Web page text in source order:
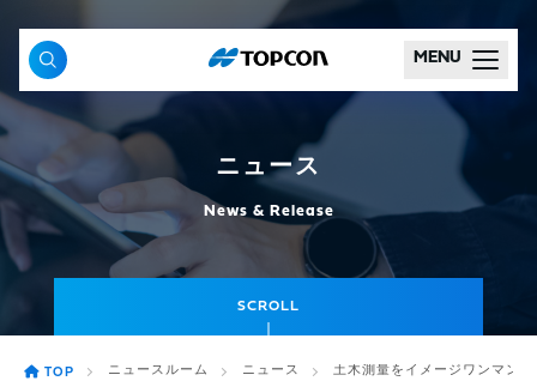
MENU
ニュース
News & Release
SCROLL
TOP ニュースルーム ニュース 土木測量をイメージワンマン